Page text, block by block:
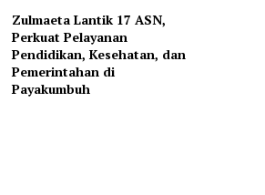
Zulmaeta Lantik 17 ASN,
Perkuat Pelayanan
Pendidikan, Kesehatan, dan
Pemerintahan di
Payakumbuh